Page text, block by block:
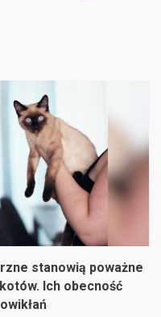
stanowią poważne
Ich obecność